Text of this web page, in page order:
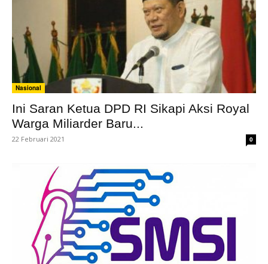
Nasional
Ini Saran Ketua DPD RI Sikapi Aksi Royal
Warga Miliarder Baru...
22 Februari 2021 0